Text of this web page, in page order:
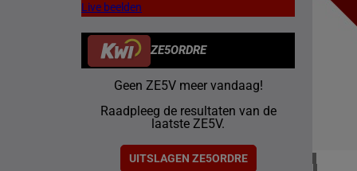
Live beelden
ZE5ORDRE
Geen ZE5V meer vandaag!
Raadpleeg de resultaten van de
laatste ZE5V.
UITSLAGEN ZE5ORDRE
3
1
27/12/